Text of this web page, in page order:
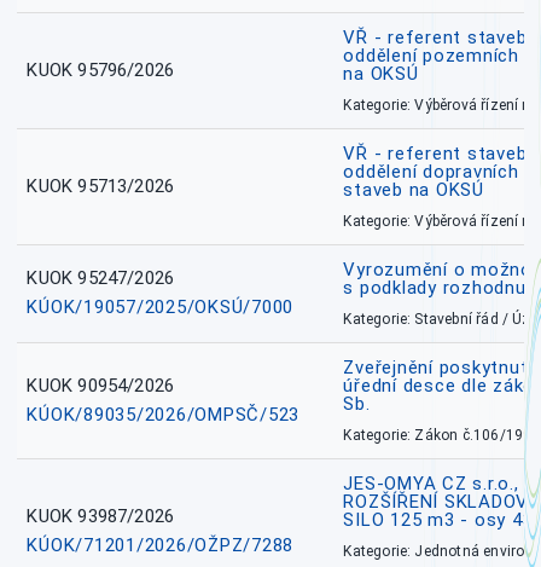
KUOK 95796/2026
VŘ - referent
oddělení pozemních
na OKSÚ
Kategorie: Výběrová řízení
KUOK 95713/2026
VŘ - referent
oddělení dopravních
staveb na OKSÚ
Kategorie: Výběrová řízení
KUOK 95247/2026
KÚOK/19057/2025/OKSÚ/7000
Vyrozumění o
s podklady rozhodnutí
Kategorie: Stavební řád /
KUOK 90954/2026
KÚOK/89035/2026/OMPSČ/523
Zveřejnění
úřední desce dle
Sb.
Kategorie: Zákon č.106/1999
KUOK 93987/2026
KÚOK/71201/2026/OŽPZ/7288
JES-OMYA CZ s.r.o.,
ROZŠÍŘENÍ
SILO 125 m3 - osy
Kategorie: Jednotná